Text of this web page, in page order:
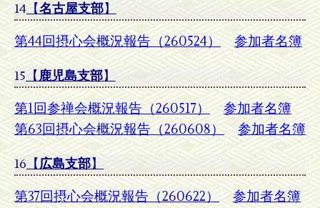
14 【名古屋支部】
第44回摂心会概況報告（260524） 参加者名簿
15 【鹿児島支部】
第1回参禅会概況報告（260517）
参加者名簿
第63回摂心会概況報告（260608）
参加者名簿
16 【広島支部】
第37回摂心会概況報告（260622）
参加者名簿